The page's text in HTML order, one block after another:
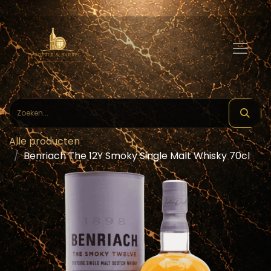
Alle producten
Benriach The 12Y Smoky Single Malt Whisky 70cl